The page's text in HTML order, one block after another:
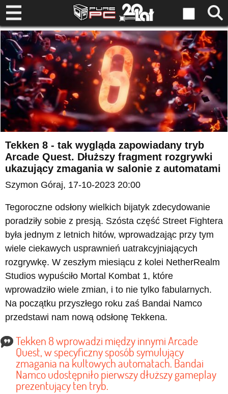
Tekken 8 - tak wygląda zapowiadany tryb
Arcade Quest. Dłuższy fragment rozgrywki
ukazujący zmagania w salonie z automatami
Szymon Góraj, 17-10-2023 20:00
Tegoroczne odsłony wielkich bijatyk zdecydowanie
poradziły sobie z presją. Szósta część Street Fightera
była jednym z letnich hitów, wprowadzając przy tym
wiele ciekawych usprawnień uatrakcyjniających
rozgrywkę. W zeszłym miesiącu z kolei NetherRealm
Studios wypuściło Mortal Kombat 1, które
wprowadziło wiele zmian, i to nie tylko fabularnych.
Na początku przyszłego roku zaś Bandai Namco
przedstawi nam nową odsłonę Tekkena.
Tekken 8 wprowadzi między innymi Arcade
Quest, w specyficzny sposób symulujący
zmagania na kultowych automatach. Bandai
Namco udostępniło pierwszy dłuższy gameplay
prezentujący ten tryb.